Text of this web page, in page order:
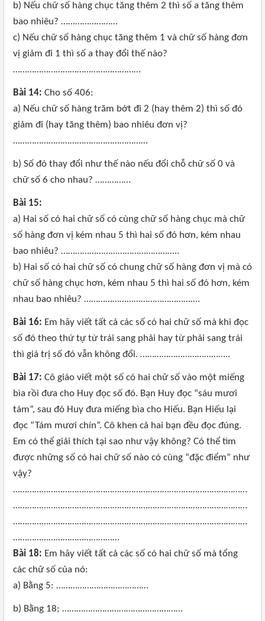
b) Nếu chữ số hàng chục tăng thêm 2 thì số a tăng thêm
bao nhiêu? ……………………
c) Nếu chữ số hàng chục tăng thêm 1 và chữ số hàng đơn
vị giảm đi 1 thì số a thay đổi thế nào?
………………………………………………
Bài 14: Cho số 406:
a) Nếu chữ số hàng trăm bớt đi 2 (hay thêm 2) thì số đó
giảm đi (hay tăng thêm) bao nhiêu đơn vị?
…………………………………………………
b) Số đó thay đổi như thế nào nếu đổi chỗ chữ số 0 và
chữ số 6 cho nhau? ……………
Bài 15:
a) Hai số có hai chữ số có cùng chữ số hàng chục mà chữ
số hàng đơn vị kém nhau 5 thì hai số đó hơn, kém nhau
bao nhiêu? …………………………………………..
b) Hai số có hai chữ số có chung chữ số hàng đơn vị mà có
chữ số hàng chục hơn, kém nhau 5 thì hai số đó hơn, kém
nhau bao nhiêu? ………………………………………….
Bài 16: Em hãy viết tất cả các số có hai chữ số mà khi đọc
số đó theo thứ tự từ trái sang phải hay từ phải sang trái
thì giá trị số đó vẫn không đổi. ………………………………..
Bài 17: Cô giáo viết một số có hai chữ số vào một miếng
bìa rồi đưa cho Huy đọc số đó. Bạn Huy đọc “sáu mươi
tám”, sau đó Huy đưa miếng bìa cho Hiếu. Bạn Hiếu lại
đọc “Tám mươi chín”. Cô khen cả hai bạn đều đọc đúng.
Em có thể giải thích tại sao như vậy không? Có thể tìm
được những số có hai chữ số nào có cùng “đặc điểm” như
vậy?
………………………………………………………………………………………
………………………………………………………………………………………
………………………………………………………………………………………
………………………………………
Bài 18: Em hãy viết tất cả các số có hai chữ số mà tổng
các chữ số của nó:
a) Bằng 5: …………………………………
b) Bằng 18; ……………………………………………